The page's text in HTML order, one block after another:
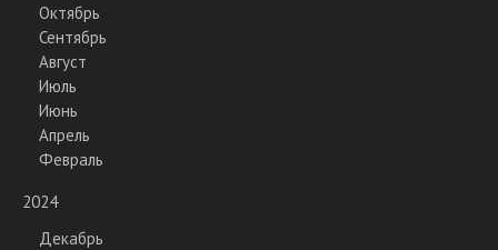
Октябрь
Сентябрь
Август
Июль
Июнь
Апрель
Февраль
2024
Декабрь